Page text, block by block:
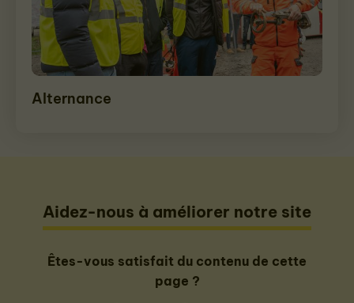
Alternance
Aidez-nous à améliorer notre site
Êtes-vous satisfait du contenu de cette
page ?